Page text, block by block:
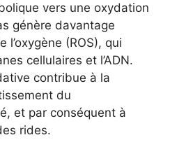
vers une oxydation
génère davantage
l’oxygène (ROS), qui
cellulaires et l’ADN.
contribue à la
du
et par conséquent à
rides.